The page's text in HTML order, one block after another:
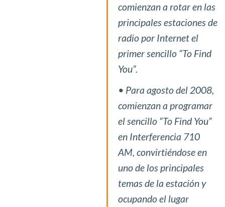
comienzan a rotar en las
principales estaciones de
radio por Internet el
primer sencillo “To Find
You”.
• Para agosto del 2008,
comienzan a programar
el sencillo “To Find You”
en Interferencia 710
AM, convirtiéndose en
uno de los principales
temas de la estación y
ocupando el lugar